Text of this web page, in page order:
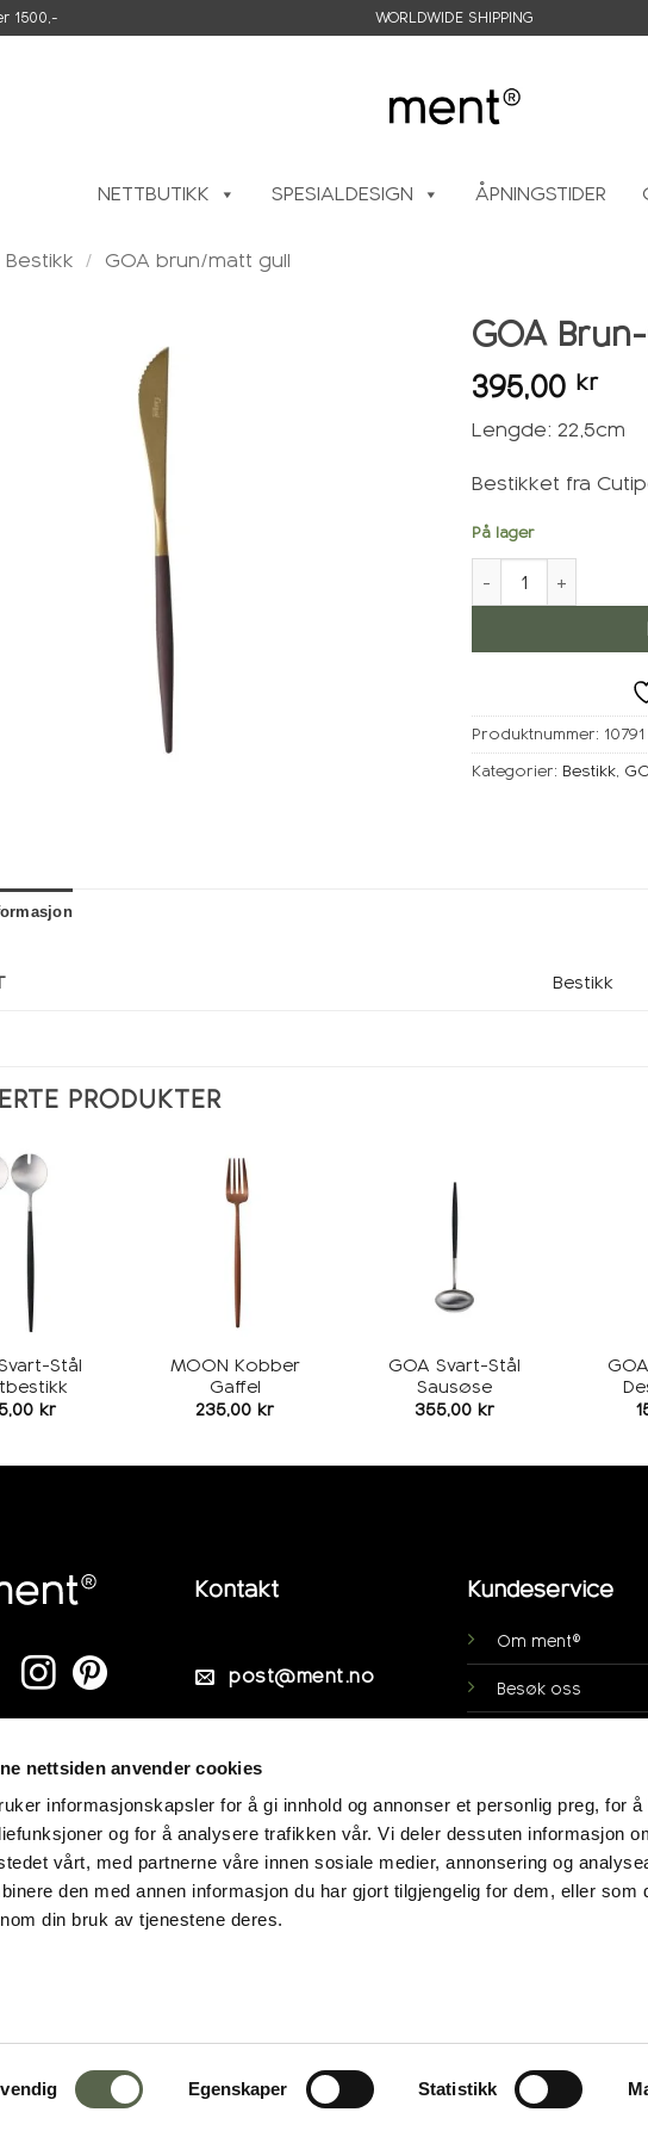
nettsiden anvender cookies
informasjonskapsler for å gi innhold og annonser et personlig preg, for
og for å analysere trafikken vår. Vi deler dessuten informasjon
vårt, med partnerne våre innen sosiale medier, annonsering og
den med annen informasjon du har gjort tilgjengelig for dem, eller som
din bruk av tjenestene deres.
Egenskaper Statistikk
1500,- WORLDWIDE SHIPPING
NETTBUTIKK SPESIALDESIGN ÅPNINGSTIDER
Bestikk / GOA brun/matt gull
GOA
395,00 kr
Lengde: 22,5cm
Bestikket fra
På lager
GOA Brun-Gull
Produktnummer: 10791
Kategorier: Bestikk,
Bestikk
PRODUKTER
Stål
kr
MOON Kobber
Gaffel
235,00 kr
GOA Svart-Stål
Sausøse
355,00 kr
Kontakt
post@ment.no
Kundeservice
Om ment®
Besøk oss
Min side
Kjøpsvilkår